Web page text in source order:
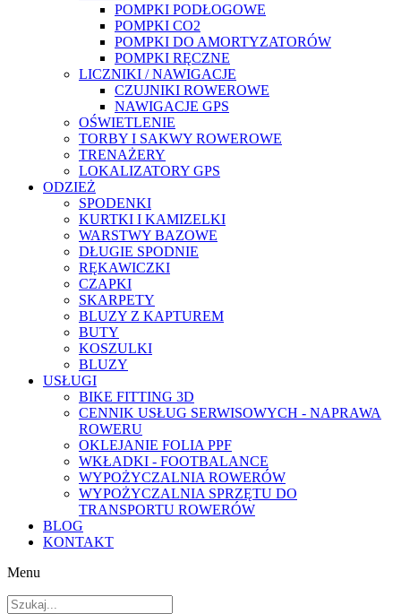
POMPKI PODŁOGOWE
POMPKI CO2
POMPKI DO AMORTYZATORÓW
POMPKI RĘCZNE
LICZNIKI / NAWIGACJE
CZUJNIKI ROWEROWE
NAWIGACJE GPS
OŚWIETLENIE
TORBY I SAKWY ROWEROWE
TRENAŻERY
LOKALIZATORY GPS
ODZIEŻ
SPODENKI
KURTKI I KAMIZELKI
WARSTWY BAZOWE
DŁUGIE SPODNIE
RĘKAWICZKI
CZAPKI
SKARPETY
BLUZY Z KAPTUREM
BUTY
KOSZULKI
BLUZY
USŁUGI
BIKE FITTING 3D
CENNIK USŁUG SERWISOWYCH - NAPRAWA
ROWERU
OKLEJANIE FOLIA PPF
WKŁADKI - FOOTBALANCE
WYPOŻYCZALNIA ROWERÓW
WYPOŻYCZALNIA SPRZĘTU DO
TRANSPORTU ROWERÓW
BLOG
KONTAKT
Menu